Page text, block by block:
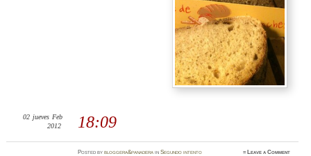
18:09
02 jueves Feb
2012
Postedbybloggera&panadera inSegundo intento ≈ Leave a Comment